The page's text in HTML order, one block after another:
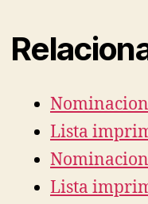
Lista
Lista